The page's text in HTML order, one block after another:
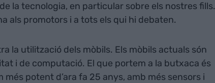
la tecnologia, en particular sobre els nostres fills.
als promotors i a tots els qui hi debaten.
la utilització dels mòbils. Els mòbils actuals són
i de computació. El que portem a la butxaca és
potent d’ara fa 25 anys, amb més sensors i